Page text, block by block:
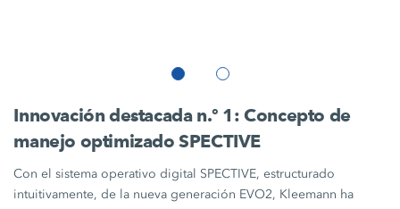
Innovación destacada n.º 1: Concepto de
manejo optimizado SPECTIVE
Con el sistema operativo digital SPECTIVE, estructurado
intuitivamente, de la nueva generación EVO2, Kleemann ha